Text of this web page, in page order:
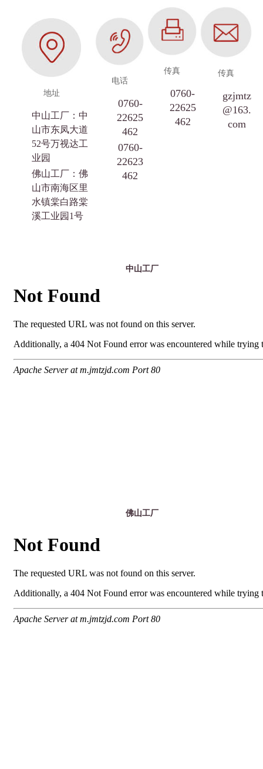
地址
中山工厂：中
山市东凤大道
52号万视达工
业园
佛山工厂：佛
山市南海区里
水镇棠白路棠
溪工业园1号
电话
0760-
22625
462
0760-
22623
462
传真
0760-
22625
462
传真
gzjmtz
@163.
com
中山工厂
佛山工厂